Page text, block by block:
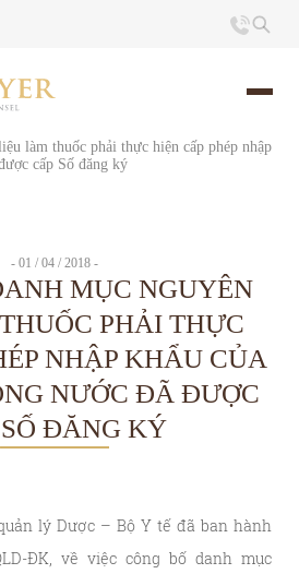
- 01 / 04 / 2018 -
MỤC NGUYÊN
PHẢI THỰC
NHẬP KHẨU CỦA
NƯỚC ĐÃ ĐƯỢC
ĐĂNG KÝ
lý Dược – Bộ Y tế đã ban hành
ĐK, về việc công bố danh mục